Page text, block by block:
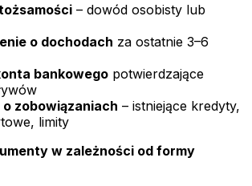
– dowód osobisty lub
o dochodach za ostatnie 3–6
bankowego potwierdzające
zobowiązaniach – istniejące kredyty,
limity
w zależności od formy